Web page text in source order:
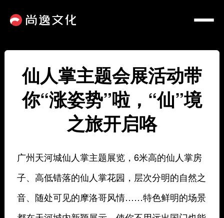
仙人掌主题会展活动带
你“涨姿势”啦，“仙”境
之旅开启咯
广州天河城仙人掌主题展览，6米高的仙人掌房
子、高低错落的仙人掌花园，层次分明的自然之
音、随处可见的摩洛哥风情……特色鲜明的场景